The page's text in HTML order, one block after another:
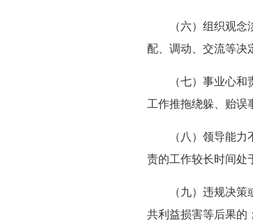
（六）组织观
配、调动、交流等决
（七）事业心
工作推拖绕躲、贻误
（八）领导能
责的工作较长时间处
（九）违规决
共利益损害等后果的；